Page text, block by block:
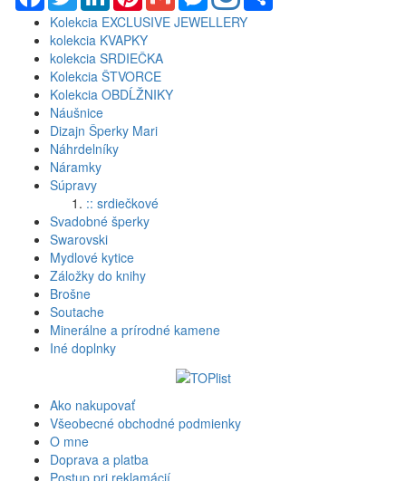
Kolekcia EXCLUSIVE JEWELLERY
kolekcia KVAPKY
kolekcia SRDIEČKA
Kolekcia ŠTVORCE
Kolekcia OBDĹŽNIKY
Náušnice
Dizajn Šperky Mari
Náhrdelníky
Náramky
Súpravy
:: srdiečkové
Svadobné šperky
Swarovski
Mydlové kytice
Záložky do knihy
Brošne
Soutache
Minerálne a prírodné kamene
Iné doplnky
Ako nakupovať
Všeobecné obchodné podmienky
O mne
Doprava a platba
Postup pri reklamácií